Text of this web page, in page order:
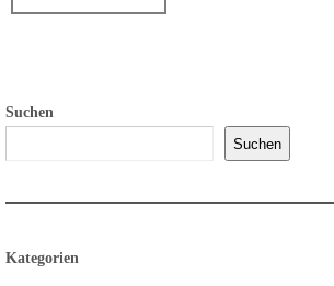
Suchen
Suchen
Kategorien